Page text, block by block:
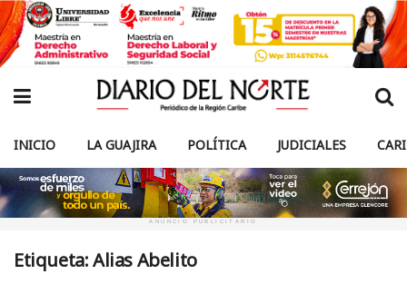
INICIO LA GUAJIRA POLÍTICA JUDICIALES
ANUNCIO PUBLICITARIO
Etiqueta:Alias Abelito